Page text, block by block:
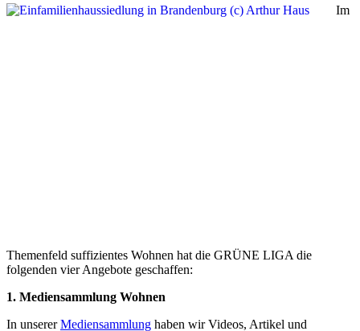
Im
Themenfeld suffizientes Wohnen hat die GRÜNE LIGA die
folgenden vier Angebote geschaffen:
1. Mediensammlung Wohnen
In unsererMediensammlung haben wir Videos, Artikel und